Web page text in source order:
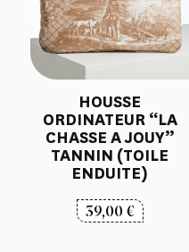
HOUSSE
ORDINATEUR “LA
CHASSE A JOUY”
TANNIN (TOILE
ENDUITE)
39,00€